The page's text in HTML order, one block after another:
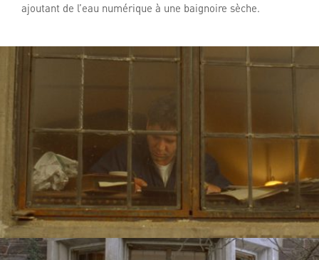
ajoutant de l’eau numérique à une baignoire sèche.